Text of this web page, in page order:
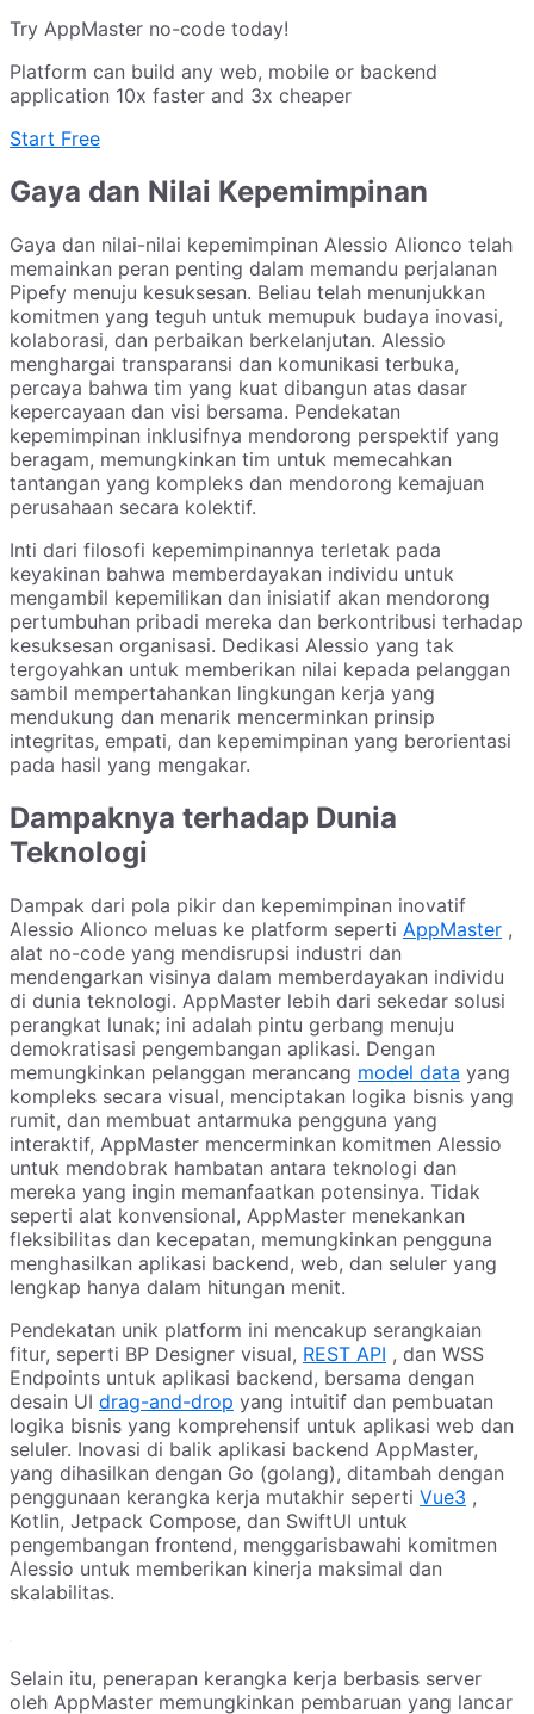
Try AppMaster no-code today!
Platform can build any web, mobile or backend
application 10x faster and 3x cheaper
Start Free
Gaya dan Nilai Kepemimpinan
Gaya dan nilai-nilai kepemimpinan Alessio Alionco telah
memainkan peran penting dalam memandu perjalanan
Pipefy menuju kesuksesan. Beliau telah menunjukkan
komitmen yang teguh untuk memupuk budaya inovasi,
kolaborasi, dan perbaikan berkelanjutan. Alessio
menghargai transparansi dan komunikasi terbuka,
percaya bahwa tim yang kuat dibangun atas dasar
kepercayaan dan visi bersama. Pendekatan
kepemimpinan inklusifnya mendorong perspektif yang
beragam, memungkinkan tim untuk memecahkan
tantangan yang kompleks dan mendorong kemajuan
perusahaan secara kolektif.
Inti dari filosofi kepemimpinannya terletak pada
keyakinan bahwa memberdayakan individu untuk
mengambil kepemilikan dan inisiatif akan mendorong
pertumbuhan pribadi mereka dan berkontribusi terhadap
kesuksesan organisasi. Dedikasi Alessio yang tak
tergoyahkan untuk memberikan nilai kepada pelanggan
sambil mempertahankan lingkungan kerja yang
mendukung dan menarik mencerminkan prinsip
integritas, empati, dan kepemimpinan yang berorientasi
pada hasil yang mengakar.
Dampaknya terhadap Dunia
Teknologi
Dampak dari pola pikir dan kepemimpinan inovatif
Alessio Alionco meluas ke platform seperti AppMaster ,
alat no-code yang mendisrupsi industri dan
mendengarkan visinya dalam memberdayakan individu
di dunia teknologi. AppMaster lebih dari sekedar solusi
perangkat lunak; ini adalah pintu gerbang menuju
demokratisasi pengembangan aplikasi. Dengan
memungkinkan pelanggan merancang model data yang
kompleks secara visual, menciptakan logika bisnis yang
rumit, dan membuat antarmuka pengguna yang
interaktif, AppMaster mencerminkan komitmen Alessio
untuk mendobrak hambatan antara teknologi dan
mereka yang ingin memanfaatkan potensinya. Tidak
seperti alat konvensional, AppMaster menekankan
fleksibilitas dan kecepatan, memungkinkan pengguna
menghasilkan aplikasi backend, web, dan seluler yang
lengkap hanya dalam hitungan menit.
Pendekatan unik platform ini mencakup serangkaian
fitur, seperti BP Designer visual, REST API , dan WSS
Endpoints untuk aplikasi backend, bersama dengan
desain UI drag-and-drop yang intuitif dan pembuatan
logika bisnis yang komprehensif untuk aplikasi web dan
seluler. Inovasi di balik aplikasi backend AppMaster,
yang dihasilkan dengan Go (golang), ditambah dengan
penggunaan kerangka kerja mutakhir seperti Vue3 ,
Kotlin, Jetpack Compose, dan SwiftUI untuk
pengembangan frontend, menggarisbawahi komitmen
Alessio untuk memberikan kinerja maksimal dan
skalabilitas.
Selain itu, penerapan kerangka kerja berbasis server
oleh AppMaster memungkinkan pembaruan yang lancar